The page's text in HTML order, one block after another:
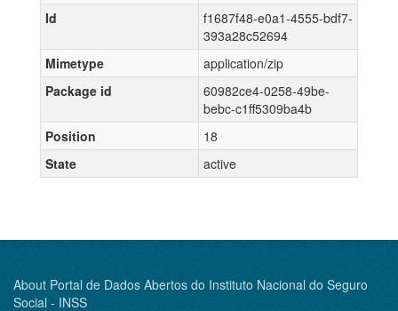
Id
f1687f48-e0a1-4555-bdf7-
393a28c52694
Mimetype
application/zip
Package id
60982ce4-0258-49be-
bebc-c1ff5309ba4b
Position
18
State
active
About Portal de Dados Abertos do Instituto Nacional do Seguro
Social - INSS